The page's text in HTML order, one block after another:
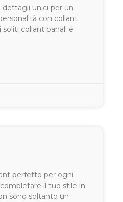
dettagli unici per un
con collant
soliti collant banali e
perfetto per ogni
il tuo stile in
sono soltanto un